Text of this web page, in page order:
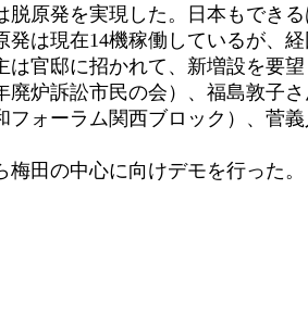
原発を実現した。日本もでき
は現在14機稼働しているが、
官邸に招かれて、新増設を要望
炉訴訟市民の会）、福島敦子
ォーラム関西ブロック）、菅
田の中心に向けデモを行った。